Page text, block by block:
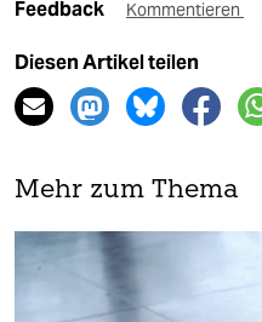
Feedback Kommentieren
Diesen Artikel teilen
Mehr zum Thema